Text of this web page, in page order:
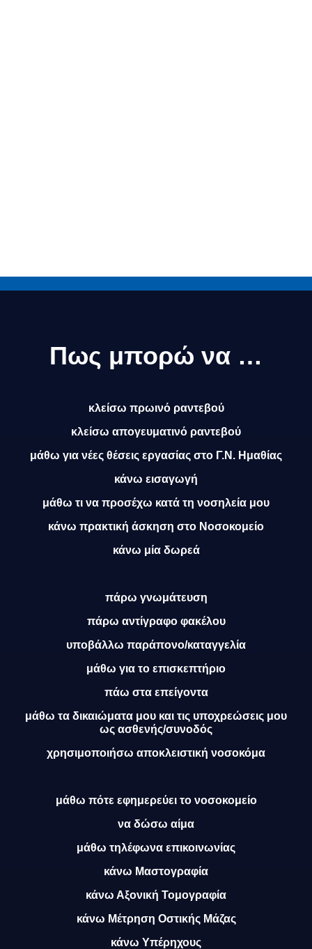
Πως μπορώ να …
κλείσω πρωινό ραντεβού
κλείσω απογευματινό ραντεβού
μάθω για νέες θέσεις εργασίας στο Γ.Ν. Ημαθίας
κάνω εισαγωγή
μάθω τι να προσέχω κατά τη νοσηλεία μου
κάνω πρακτική άσκηση στο Νοσοκομείο
κάνω μία δωρεά
πάρω γνωμάτευση
πάρω αντίγραφο φακέλου
υποβάλλω παράπονο/καταγγελία
μάθω για το επισκεπτήριο
πάω στα επείγοντα
μάθω τα δικαιώματα μου και τις υποχρεώσεις μου
ως ασθενής/συνοδός
χρησιμοποιήσω αποκλειστική νοσοκόμα
μάθω πότε εφημερεύει το νοσοκομείο
να δώσω αίμα
μάθω τηλέφωνα επικοινωνίας
κάνω Μαστογραφία
κάνω Αξονική Τομογραφία
κάνω Μέτρηση Οστικής Μάζας
κάνω Υπέρηχους